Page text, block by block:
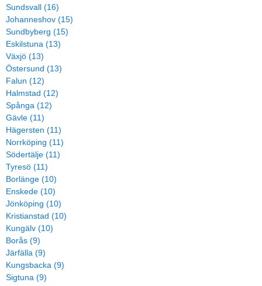
Sundsvall (16)
Johanneshov (15)
Sundbyberg (15)
Eskilstuna (13)
Växjö (13)
Östersund (13)
Falun (12)
Halmstad (12)
Spånga (12)
Gävle (11)
Hägersten (11)
Norrköping (11)
Södertälje (11)
Tyresö (11)
Borlänge (10)
Enskede (10)
Jönköping (10)
Kristianstad (10)
Kungälv (10)
Borås (9)
Järfälla (9)
Kungsbacka (9)
Sigtuna (9)